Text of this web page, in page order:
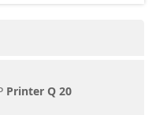
Printer Q 20